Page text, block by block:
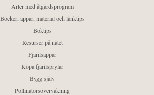
Arter med åtgärdsprogram
Böcker, appar, material och länktips
Boktips
Resurser på nätet
Fjärilsappar
Köpa fjärilsprylar
Bygg själv
Pollinatörsövervakning